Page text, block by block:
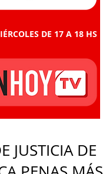
DE 17 A 18 HS
JUSTICIA DE